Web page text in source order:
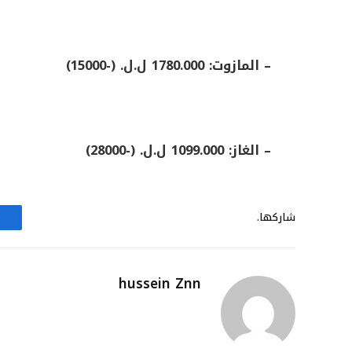
– المازوت: 1780.000 ل.ل. (-15000)
– الغاز: 1099.000 ل.ل. (-28000)
شاركها.
hussein Znn